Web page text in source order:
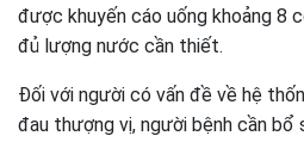
được khuyến cáo uống khoảng 8
đủ lượng nước cần thiết.
Đối với người có vấn đề về hệ
đau thượng vị, người bệnh cần bổ